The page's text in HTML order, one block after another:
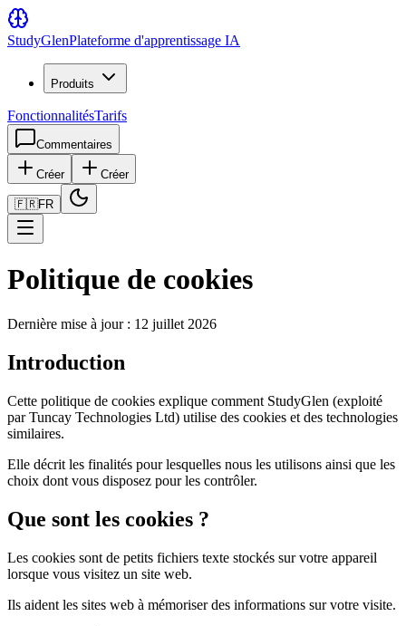
StudyGlenPlateforme d'apprentissage IA
Produits
FonctionnalitésTarifs
Commentaires
Créer Créer
🇫🇷FR
Politique de cookies
Dernière mise à jour : 12 juillet 2026
Introduction
Cette politique de cookies explique comment StudyGlen (exploité
par Tuncay Technologies Ltd) utilise des cookies et des technologies
similaires.
Elle décrit les finalités pour lesquelles nous les utilisons ainsi que les
choix dont vous disposez pour les contrôler.
Que sont les cookies ?
Les cookies sont de petits fichiers texte stockés sur votre appareil
lorsque vous visitez un site web.
Ils aident les sites web à mémoriser des informations sur votre visite.